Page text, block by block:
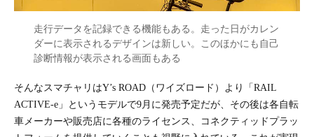
走行データを記録できる機能もある。走った日がカレン
ダーに表示されるデザインは新しい。このほかにも自己
診断情報が表示される画面もある
そんなスマチャリはY’s ROAD（ワイズロード）より「RAIL
ACTIVE-e」というモデルで9月に発売予定だが、その後は各自転
車メーカーや販売店に各種のライセンス、コネクティッドプラッ